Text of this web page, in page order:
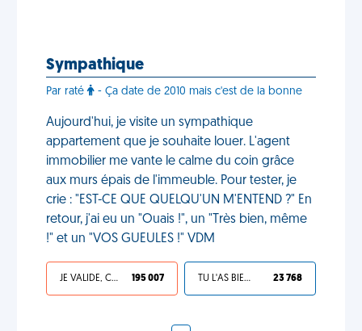
Sympathique
Par raté - Ça date de 2010 mais c'est de la bonne
Aujourd'hui, je visite un sympathique
appartement que je souhaite louer. L'agent
immobilier me vante le calme du coin grâce
aux murs épais de l'immeuble. Pour tester, je
crie : "EST-CE QUE QUELQU'UN M'ENTEND ?" En
retour, j'ai eu un "Ouais !", un "Très bien, même
!" et un "VOS GUEULES !" VDM
JE VALIDE, C'EST UNE VDM 195 007 TU L'AS BIEN MÉRITÉ 23 768